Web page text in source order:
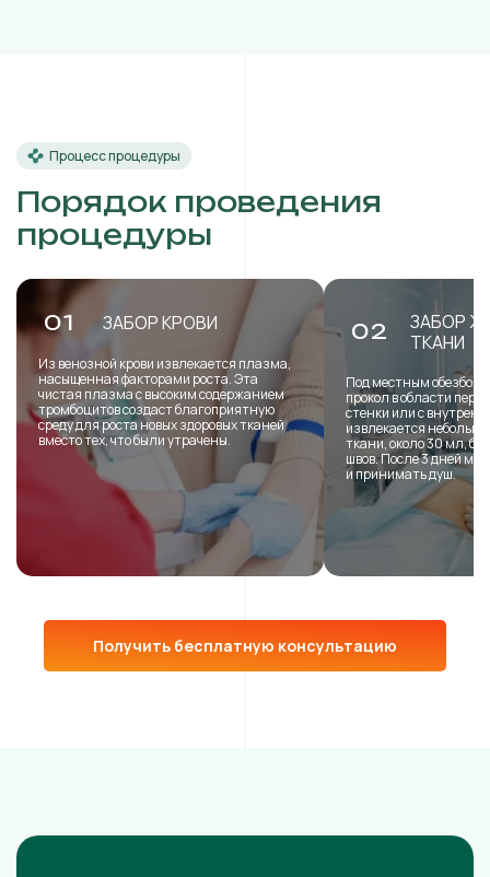
Процесс процедуры
Порядок проведения
процедуры
01 ЗАБОР КРОВИ
Из венозной крови извлекается плазма,
насыщенная факторами роста. Эта
чистая плазма с высоким содержанием
тромбоцитов создаст благоприятную
среду для роста новых здоровых тканей
вместо тех, что были утрачены.
02
ЗАБОР
ТКАНИ
Под местным
прокол в области
стенки или с
извлекается
ткани, около 30 мл,
швов. После 3 дней
и принимать душ.
Получить бесплатную консультацию